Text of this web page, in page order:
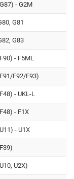
- G2M
G81
G83
- F5ML
F92/F93)
- UKL-L
- F1X
- U1X
U2X)